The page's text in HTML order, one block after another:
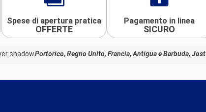
Spese di apertura pratica
OFFERTE
Pagamento in linea
SICURO
shadowPortorico, Regno Unito, Francia, Antigua e Barbuda, Jost